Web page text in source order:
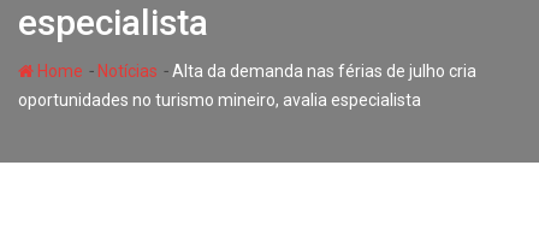
especialista
Home - Notícias -Alta da demanda nas férias de julho cria
oportunidades no turismo mineiro, avalia especialista